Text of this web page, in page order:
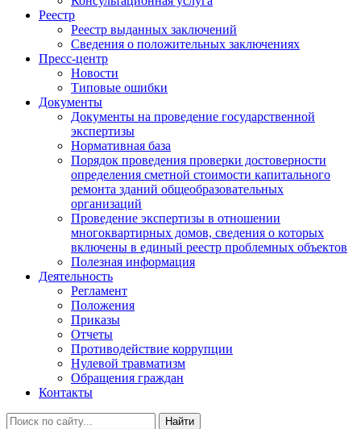
Реестр
Реестр выданных заключений
Сведения о положительных заключениях
Пресс-центр
Новости
Типовые ошибки
Документы
Документы на проведение государственной
экспертизы
Нормативная база
Порядок проведения проверки достоверности
определения сметной стоимости капитального
ремонта зданий общеобразовательных
организаций
Проведение экспертизы в отношении
многоквартирных домов, сведения о которых
включены в единый реестр проблемных объектов
Полезная информация
Деятельность
Регламент
Положения
Приказы
Отчеты
Противодействие коррупции
Нулевой травматизм
Обращения граждан
Контакты
Найти